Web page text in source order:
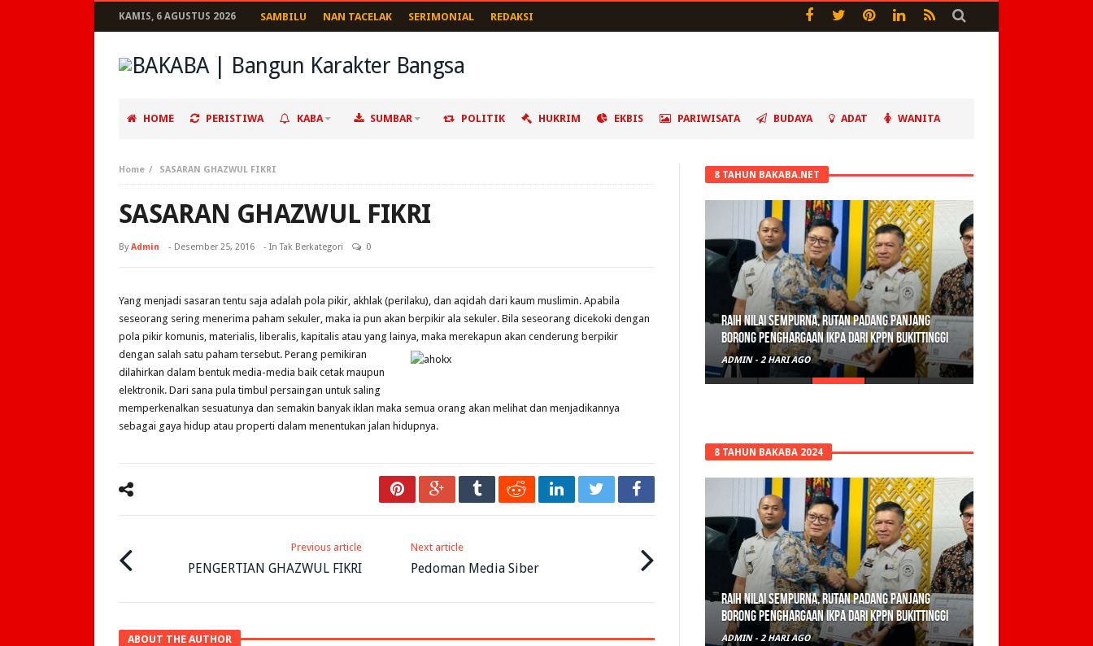
KAMIS, 6 AGUSTUS 2026 SAMBILU NAN TACELAK SERIMONIAL REDAKSI
HOME PERISTIWA KABA SUMBAR POLITIK HUKRIM EKBIS PARIWISATA BUDAYA ADAT WANITA
Home SASARAN GHAZWUL FIKRI
SASARAN GHAZWUL FIKRI
ByAdmin - Desember 25, 2016 - In Tak Berkategori 0
Yang menjadi sasaran tentu saja adalah pola pikir, akhlak (perilaku), dan aqidah dari kaum muslimin. Apabila
seseorang sering menerima paham sekuler, maka ia pun akan berpikir ala sekuler. Bila seseorang dicekoki dengan
pola pikir komunis, materialis, liberalis, kapitalis atau yang lainya, maka merekapun akan cenderung berpikir
dengan salah satu paham tersebut. Perang pemikiran
dilahirkan dalam bentuk media-media baik cetak maupun
elektronik. Dari sana pula timbul persaingan untuk saling
memperkenalkan sesuatunya dan semakin banyak iklan maka semua orang akan melihat dan menjadikannya
sebagai gaya hidup atau properti dalam menentukan jalan hidupnya.
Previous article
PENGERTIAN GHAZWUL FIKRI
Next article
Pedoman Media Siber
ABOUT THE AUTHOR
8 TAHUN BAKABA.NET
Raih Nilai Sempurna, Rutan Padang Panjang
Borong Penghargaan IKPA dari KPPN Bukittinggi
ADMIN - 2 HARI AGO
8 TAHUN BAKABA 2024
Raih Nilai Sempurna, Rutan Padang Panjang
Borong Penghargaan IKPA dari KPPN Bukittinggi
ADMIN - 2 HARI AGO